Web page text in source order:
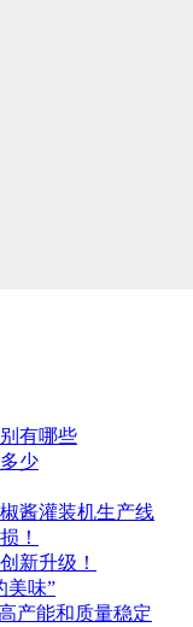
有哪些
少
酱灌装机生产线
！
新升级！
美味”
产能和质量稳定